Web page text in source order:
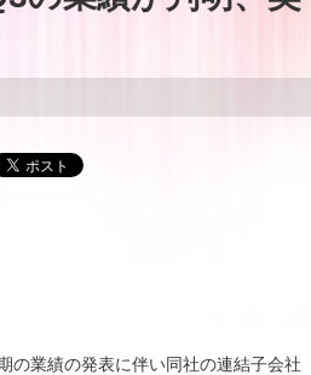
の業績の発表に伴い同社の連結子会社